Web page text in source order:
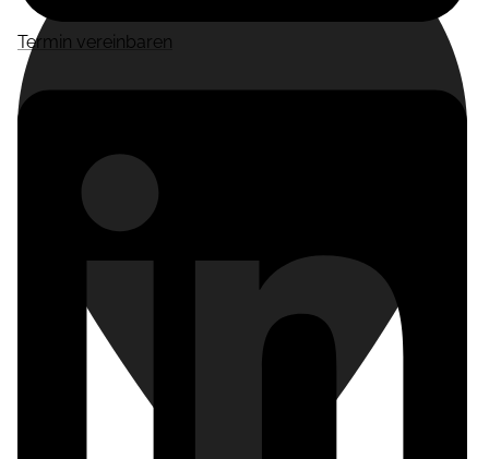
Termin vereinbaren